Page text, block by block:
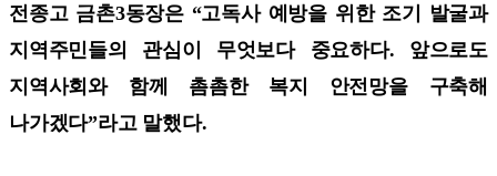
전종고 금촌3동장은 “고독사 예방을 위한 조기 발굴과
지역주민들의 관심이 무엇보다 중요하다. 앞으로도
지역사회와 함께 촘촘한 복지 안전망을 구축해
나가겠다”라고 말했다.